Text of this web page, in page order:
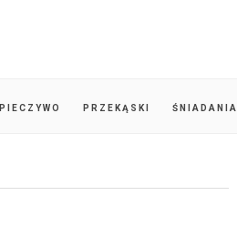
PIECZYWO PRZEKĄSKI ŚNIADANIA